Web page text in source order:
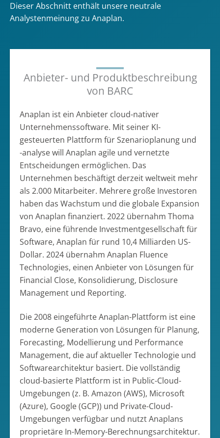
Dieser Abschnitt enthält unsere neutrale
Analystenmeinung zu Anaplan.
Anbieter- und Produktbeschreibung
von BARC
Anaplan ist ein Anbieter cloud-nativer
Unternehmenssoftware. Mit seiner KI-
gesteuerten Plattform für Szenarioplanung und
-analyse will Anaplan agile und vernetzte
Entscheidungen ermöglichen. Das
Unternehmen beschäftigt derzeit weltweit mehr
als 2.000 Mitarbeiter. Mehrere große Investoren
haben das Wachstum und die globale Expansion
von Anaplan finanziert. 2022 übernahm Thoma
Bravo, eine führende Investmentgesellschaft für
Software, Anaplan für rund 10,4 Milliarden US-
Dollar. 2024 übernahm Anaplan Fluence
Technologies, einen Anbieter von Lösungen für
Financial Close, Konsolidierung, Disclosure
Management und Reporting.
Die 2008 eingeführte Anaplan-Plattform ist eine
moderne Generation von Lösungen für Planung,
Forecasting, Modellierung und Performance
Management, die auf aktueller Technologie und
Softwarearchitektur basiert. Die vollständig
cloud-basierte Plattform ist in Public-Cloud-
Umgebungen (z. B. Amazon (AWS), Microsoft
(Azure), Google (GCP)) und Private-Cloud-
Umgebungen verfügbar und nutzt Anaplans
proprietäre In-Memory-Berechnungsarchitektur.